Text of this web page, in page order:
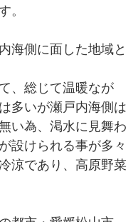
。
海側に面した地域と
、総じて温暖なが
多いが瀬戸内海側は
い為、渇水に見舞わ
設けられる事が多々
涼であり、高原野菜